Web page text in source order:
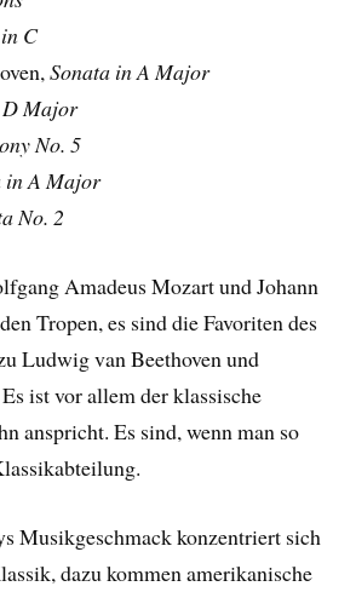
C
Sonata in A Major
Major
No. 5
in A Major
No. 2
Amadeus Mozart und Johann
Tropen, es sind die Favoriten des
Ludwig van Beethoven und
ist vor allem der klassische
anspricht. Es sind, wenn man so
Musikgeschmack konzentriert sich
dazu kommen amerikanische